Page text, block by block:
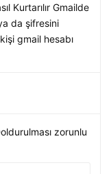
Kurtarılır Gmailde
ya da şifresini
gmail hesabı
zorunlu